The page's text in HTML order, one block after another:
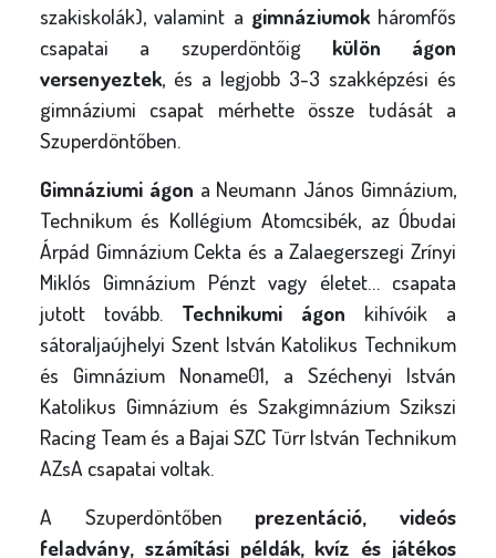
szakiskolák), valamint a gimnáziumok háromfős
csapatai a szuperdöntőig külön ágon
versenyeztek, és a legjobb 3-3 szakképzési és
gimnáziumi csapat mérhette össze tudását a
Szuperdöntőben.
Gimnáziumi ágon a Neumann János Gimnázium,
Technikum és Kollégium Atomcsibék, az Óbudai
Árpád Gimnázium Cekta és a Zalaegerszegi Zrínyi
Miklós Gimnázium Pénzt vagy életet… csapata
jutott tovább. Technikumi ágon kihívóik a
sátoraljaújhelyi Szent István Katolikus Technikum
és Gimnázium Noname01, a Széchenyi István
Katolikus Gimnázium és Szakgimnázium Szikszi
Racing Team és a Bajai SZC Türr István Technikum
AZsA csapatai voltak.
A Szuperdöntőben prezentáció, videós
feladvány, számítási példák, kvíz és játékos